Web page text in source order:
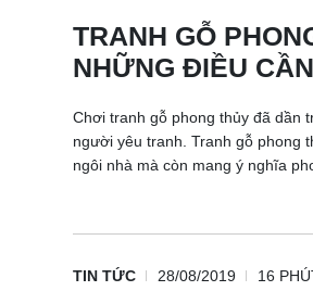
TRANH GỖ
NHỮNG ĐIỀU
Chơi tranh gỗ phong thủy đã dần
người yêu tranh. Tranh gỗ phong
ngôi nhà mà còn mang ý nghĩa
TIN TỨC 28/08/2019 16